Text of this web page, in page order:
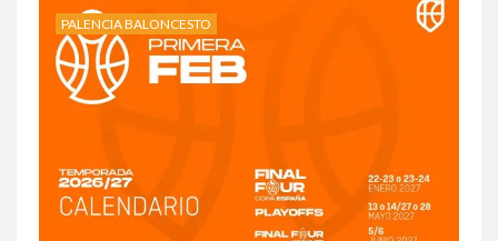
PALENCIA BALONCESTO